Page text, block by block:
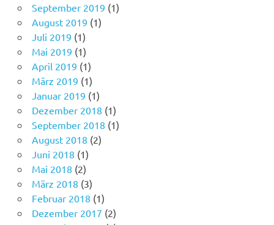
September 2019 (1)
August 2019 (1)
Juli 2019 (1)
Mai 2019 (1)
April 2019 (1)
März 2019 (1)
Januar 2019 (1)
Dezember 2018 (1)
September 2018 (1)
August 2018 (2)
Juni 2018 (1)
Mai 2018 (2)
März 2018 (3)
Februar 2018 (1)
Dezember 2017 (2)